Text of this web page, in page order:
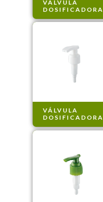
VÁLVULA
DOSIFICADORA
VÁLVULA
DOSIFICADORA